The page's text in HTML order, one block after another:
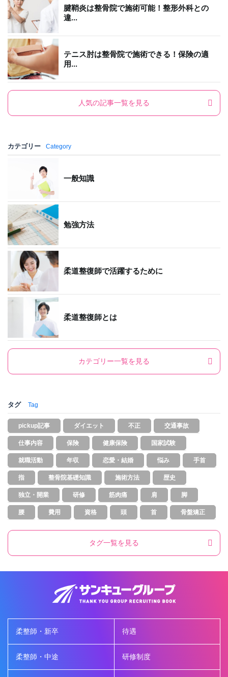
腱鞘炎は整骨院で施術可能！整形外科との
違...
テニス肘は整骨院で施術できる！保険の適
用...
人気の記事一覧を見る
カテゴリー Category
一般知識
勉強方法
柔道整復師で活躍するために
柔道整復師とは
カテゴリー一覧を見る
タグ Tag
pickup記事 ダイエット 不正 交通事故
仕事内容 保険 健康保険 国家試験
就職活動 年収 恋愛・結婚 悩み 手首
指 整骨院基礎知識 施術方法 歴史
独立・開業 研修 筋肉痛 肩 脚
腰 費用 資格 頭 首 骨盤矯正
タグ一覧を見る
柔整師・新卒
柔整師・中途
待遇
研修制度